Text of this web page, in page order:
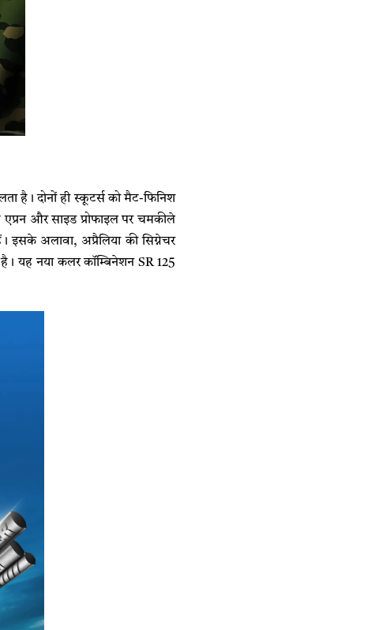
है। दोनों ही स्कूटर्स को मैट-फिनिश
और साइड प्रोफाइल पर चमकीले
इसके अलावा, अप्रैलिया की सिग्नेचर
यह नया कलर कॉम्बिनेशन SR 125